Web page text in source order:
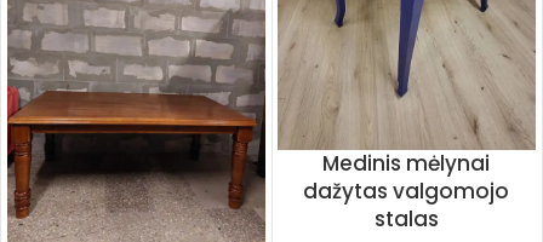
Medinis mėlynai
dažytas valgomojo
stalas